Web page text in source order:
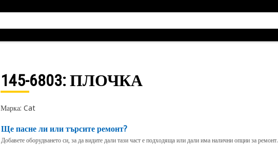
145-6803: ПЛОЧКА
Марка: Cat
Ще пасне ли или търсите ремонт?
Добавете оборудването си, за да видите дали тази част е подходяща или дали има налични опции за ремонт.